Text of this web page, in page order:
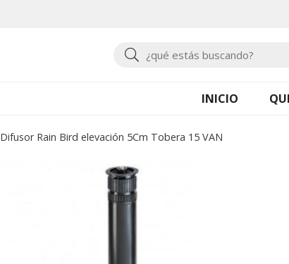
Buscar
INICIO
Difusor Rain Bird elevación 5Cm Tobera 15 VAN